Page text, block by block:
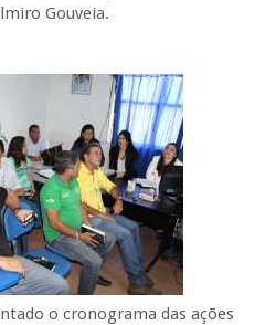
Gouveia.
o cronograma das ações